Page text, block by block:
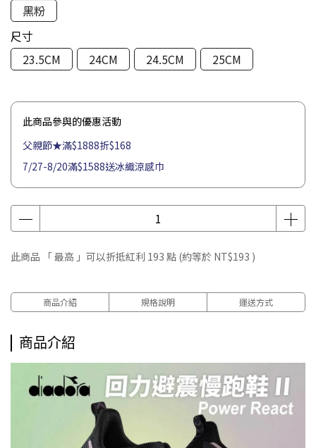
黑粉
尺寸
23.5CM
24CM 24.5CM 25CM
此商品參與的優惠活動
父親節★滿$1888折$168
7/27-8/20滿$1588送冰織涼感巾
此商品 「 最高 」可以折抵紅利 193 點 (約等於 NT$193 )
商品介紹 規格說明 運送方式
商品介紹